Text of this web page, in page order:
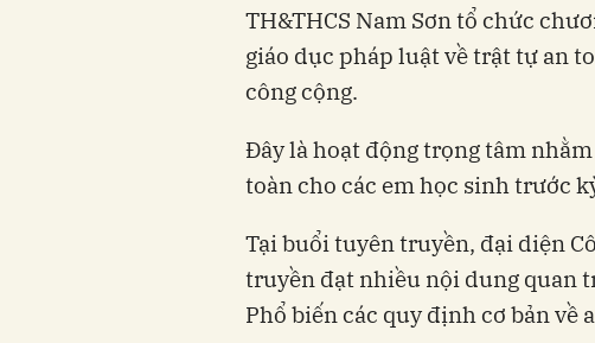
TH&THCS Nam Sơn tổ chức
giáo dục pháp luật về trật tự an
công cộng.
Đây là hoạt động trọng tâm
toàn cho các em học sinh trước
Tại buổi tuyên truyền, đại diện
truyền đạt nhiều nội dung quan
Phổ biến các quy định cơ bản về